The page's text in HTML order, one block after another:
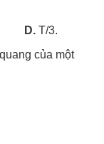
D. T/3.
của một